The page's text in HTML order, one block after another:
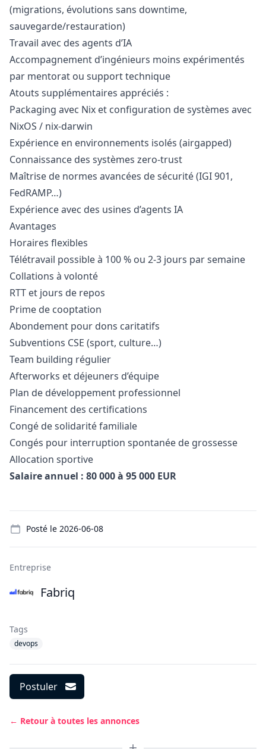
(migrations, évolutions sans downtime,
sauvegarde/restauration)
Travail avec des agents d’IA
Accompagnement d’ingénieurs moins expérimentés
par mentorat ou support technique
Atouts supplémentaires appréciés :
Packaging avec Nix et configuration de systèmes avec
NixOS / nix-darwin
Expérience en environnements isolés (airgapped)
Connaissance des systèmes zero-trust
Maîtrise de normes avancées de sécurité (IGI 901,
FedRAMP…)
Expérience avec des usines d’agents IA
Avantages
Horaires flexibles
Télétravail possible à 100 % ou 2-3 jours par semaine
Collations à volonté
RTT et jours de repos
Prime de cooptation
Abondement pour dons caritatifs
Subventions CSE (sport, culture…)
Team building régulier
Afterworks et déjeuners d’équipe
Plan de développement professionnel
Financement des certifications
Congé de solidarité familiale
Congés pour interruption spontanée de grossesse
Allocation sportive
Salaire annuel : 80 000 à 95 000 EUR
Posté le 2026-06-08
Entreprise
Fabriq
Tags
devops
Postuler
← Retour à toutes les annonces